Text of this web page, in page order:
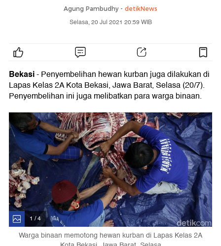
Agung Pambudhy - detikNews
Selasa, 20 Jul 2021 20:59 WIB
Bekasi- Penyembelihan hewan kurban juga dilakukan di
Lapas Kelas 2A Kota Bekasi, Jawa Barat, Selasa (20/7).
Penyembelihan ini juga melibatkan para warga binaan.
1 / 4
Warga binaan memotong hewan kurban di Lapas Kelas 2A